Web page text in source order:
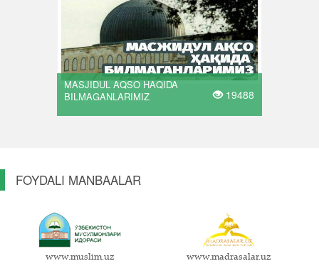
MASJIDUL AQSO HAQIDA
BILMAGANLARIMIZ
19488
FOYDALI MANBAALAR
www.muslim.uz www.madrasalar.uz